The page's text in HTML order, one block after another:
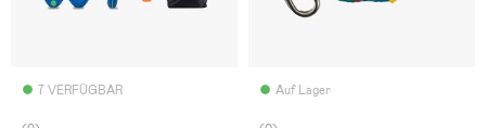
7 VERFÜGBAR Auf Lager